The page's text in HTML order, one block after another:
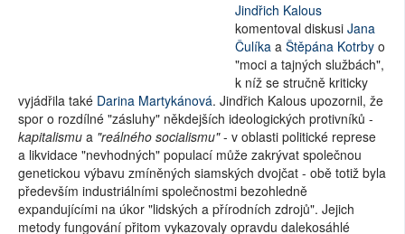
Jindřich Kalous
komentoval diskusi Jana
Čulíka a Štěpána Kotrby o
"moci a tajných službách",
k níž se stručně kriticky
vyjádřila také Darina Martykánová. Jindřich Kalous upozornil, že
spor o rozdílné "zásluhy" někdejších ideologických protivníků -
kapitalismu a "reálného socialismu"- v oblasti politické represe
a likvidace "nevhodných" populací může zakrývat společnou
genetickou výbavu zmíněných siamských dvojčat - obě totiž byla
především industriálními společnostmi bezohledně
expandujícími na úkor "lidských a přírodních zdrojů". Jejich
metody fungování přitom vykazovaly opravdu dalekosáhlé